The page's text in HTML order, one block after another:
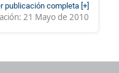
publicación completa [+]
21 Mayo de 2010